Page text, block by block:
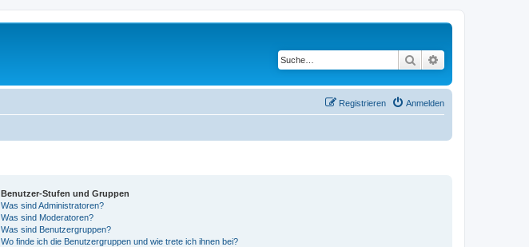
Suche
Anmelden
Registrieren
Benutzer-Stufen und Gruppen
Was sind Administratoren?
Was sind Moderatoren?
Was sind Benutzergruppen?
Wo finde ich die Benutzergruppen und wie trete ich ihnen bei?